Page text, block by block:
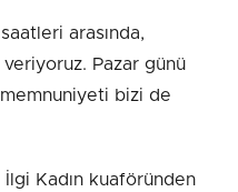
arasında,
Pazar günü
memnuniyeti bizi de
Kadın kuaföründen